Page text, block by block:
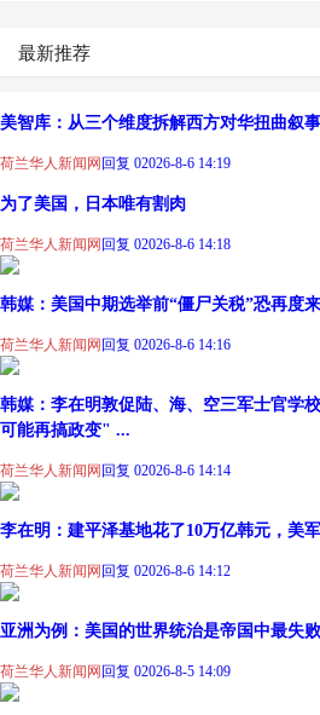
最新推荐
美智库：从三个维度拆解西方对华扭曲叙事
荷兰华人新闻网回复 02026-8-6 14:19
为了美国，日本唯有割肉
荷兰华人新闻网回复 02026-8-6 14:18
韩媒：美国中期选举前“僵尸关税”恐再度
荷兰华人新闻网 回复 02026-8-6 14:16
韩媒：李在明敦促陆、海、空三军士官学
可能再搞政变" ...
荷兰华人新闻网 回复 02026-8-6 14:14
李在明：建平泽基地花了10万亿韩元，美
荷兰华人新闻网 回复 02026-8-6 14:12
亚洲为例：美国的世界统治是帝国中最失
荷兰华人新闻网 回复 02026-8-5 14:09